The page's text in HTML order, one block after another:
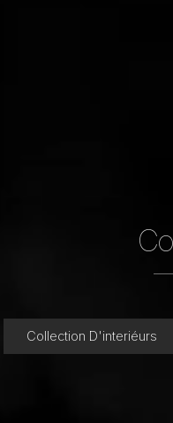
Collection D'interiéurs